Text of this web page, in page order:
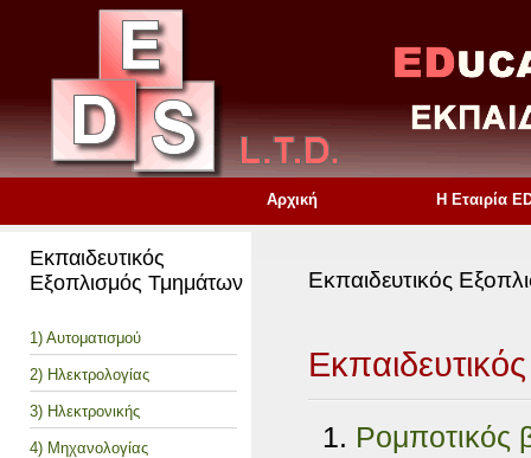
Αρχική Η Εταιρία
Εκπαιδευτικός
Εξοπλισμός Τμημάτων
1) Αυτοματισμού
2) Ηλεκτρολογίας
3) Ηλεκτρονικής
4) Μηχανολογίας
Εκπαιδευτικός
Ρομποτικός